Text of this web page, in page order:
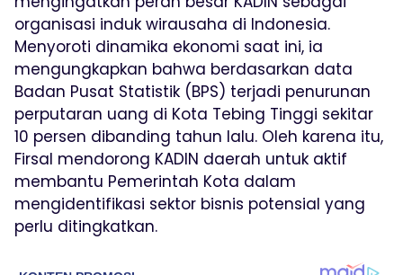
organisasi induk wirausaha di Indonesia.
Menyoroti dinamika ekonomi saat ini, ia
mengungkapkan bahwa berdasarkan data
Badan Pusat Statistik (BPS) terjadi penurunan
perputaran uang di Kota Tebing Tinggi sekitar
10 persen dibanding tahun lalu. Oleh karena itu,
Firsal mendorong KADIN daerah untuk aktif
membantu Pemerintah Kota dalam
mengidentifikasi sektor bisnis potensial yang
perlu ditingkatkan.